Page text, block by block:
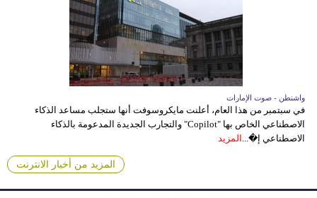
واشنطن - صوت الإمارات
في سبتمبر من هذا العام، أعلنت مايكروسوفت أنها ستجلب مساعد الذكاء
الاصطناعي الخاص بها "Copilot" والتجارب الجديدة المدعومة بالذكاء
الاصطناعي إ�... المزيد
المزيد من أخبار الانترنت